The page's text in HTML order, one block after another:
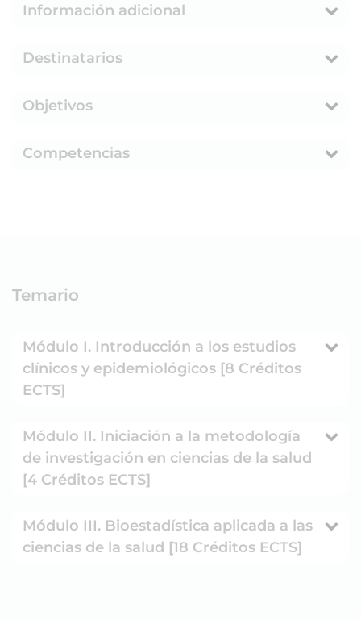
Información adicional
Destinatarios
Objetivos
Competencias
Temario
Módulo I. Introducción a los estudios
clínicos y epidemiológicos [8 Créditos
ECTS]
Módulo II. Iniciación a la metodología
de investigación en ciencias de la salud
[4 Créditos ECTS]
Módulo III. Bioestadística aplicada a las
ciencias de la salud [18 Créditos ECTS]